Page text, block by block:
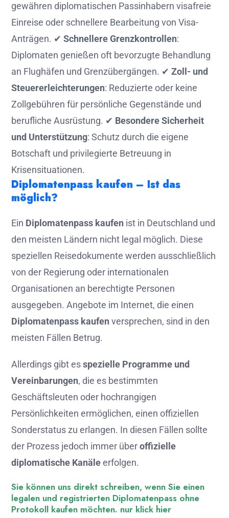
gewähren diplomatischen Passinhabern visafreie
Einreise oder schnellere Bearbeitung von Visa-
Anträgen. ✔ Schnellere Grenzkontrollen:
Diplomaten genießen oft bevorzugte Behandlung
an Flughäfen und Grenzübergängen. ✔ Zoll- und
Steuererleichterungen: Reduzierte oder keine
Zollgebühren für persönliche Gegenstände und
berufliche Ausrüstung. ✔ Besondere Sicherheit
und Unterstützung: Schutz durch die eigene
Botschaft und privilegierte Betreuung in
Krisensituationen.
Diplomatenpass kaufen – Ist das
möglich?
Ein Diplomatenpass kaufen ist in Deutschland und
den meisten Ländern nicht legal möglich. Diese
speziellen Reisedokumente werden ausschließlich
von der Regierung oder internationalen
Organisationen an berechtigte Personen
ausgegeben. Angebote im Internet, die einen
Diplomatenpass kaufen versprechen, sind in den
meisten Fällen Betrug.
Allerdings gibt esspezielle Programme und
Vereinbarungen, die es bestimmten
Geschäftsleuten oder hochrangigen
Persönlichkeiten ermöglichen, einen offiziellen
Sonderstatus zu erlangen. In diesen Fällen sollte
der Prozess jedoch immer überoffizielle
diplomatische Kanäleerfolgen.
Sie können uns direkt schreiben, wenn Sie einen
legalen und registrierten Diplomatenpass ohne
Protokoll kaufen möchten. nur klick hier